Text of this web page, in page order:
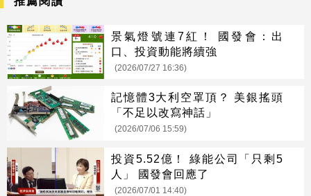
景氣燈號連7紅！ 國發會：出
口、投資動能將續強
(2026/07/27 16:36)
記憶體3大利空罩頂？ 美銀搖頭
「不足以改寫神話」
(2026/07/06 15:59)
投資5.52億！ 綠能公司「只剩5
人」 國發會回應了
(2026/07/01 14:40)